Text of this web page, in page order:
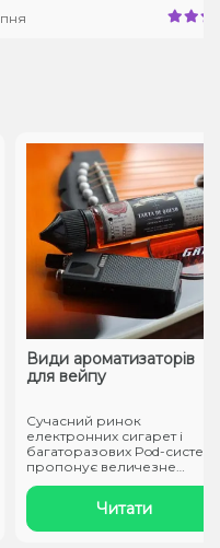
Види ароматизаторів
для вейпу
Сучасний ринок
електронних сигарет і
багаторазових Pod-систем
пропонує величезне
Читати